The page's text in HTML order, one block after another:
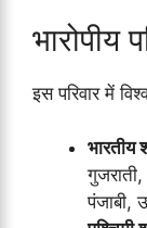
भारोपीय
इस परिवार में
भारतीय
पंजाबी,